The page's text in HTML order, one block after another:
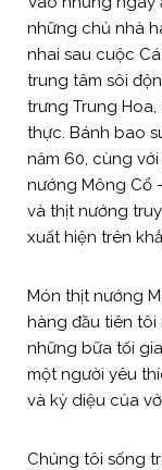
những chủ nhà
nhai sau cuộc
trung tâm sôi
trưng Trung
thực. Bánh bao
năm 60, cùng
nướng Mông Cổ
và thịt nướng
xuất hiện trên
Món thịt nướng
hàng đầu tiên tôi
những bữa tối
một người yêu
và kỳ diệu của
Chúng tôi sống